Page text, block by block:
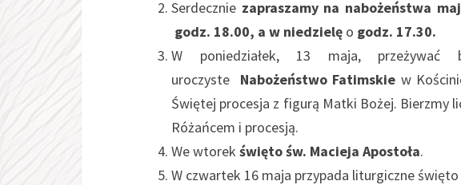
Serdecznie zapraszamy na nabożeństwa
godz. 18.00, a w niedzielę o godz. 17.30.
W poniedziałek, 13 maja,
uroczyste Nabożeństwo Fatimskie w
Świętej procesja z figurą Matki Bożej. Bierzmy
Różańcem i procesją.
We wtorek święto św. Macieja Apostoła.
W czwartek 16 maja przypada liturgiczne